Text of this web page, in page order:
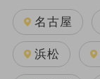
名古屋
浜松